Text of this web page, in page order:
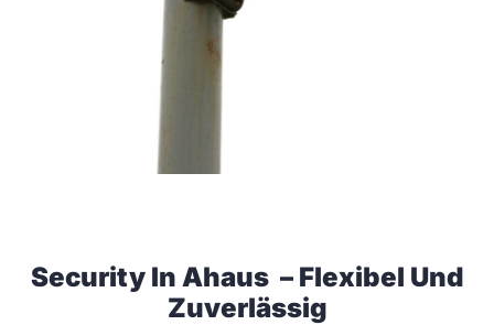
Security In Ahaus – Flexibel Und
Zuverlässig